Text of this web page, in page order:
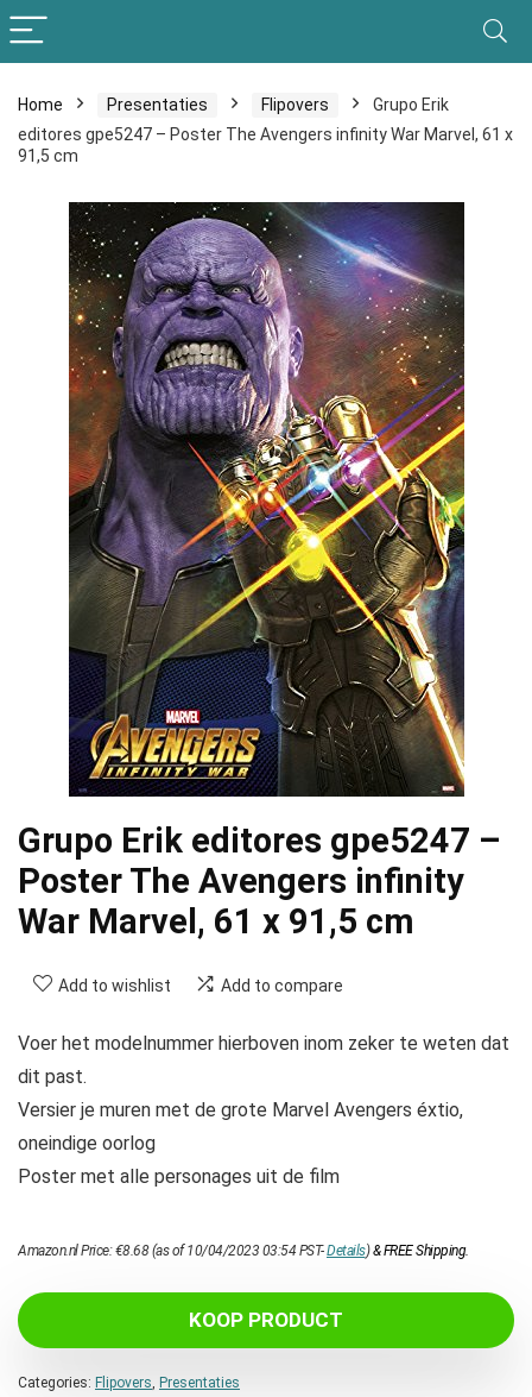
Home Presentaties Flipovers
Grupo Erik
editores gpe5247 – Poster The Avengers infinity War Marvel, 61 x
91,5 cm
Grupo Erik editores gpe5247 –
Poster The Avengers infinity
War Marvel, 61 x 91,5 cm
Add to wishlist Add to compare
Voer het modelnummer hierboven inom zeker te weten dat
dit past.
Versier je muren met de grote Marvel Avengers éxtio,
oneindige oorlog
Poster met alle personages uit de film
Amazon.nl Price:€8.68(as of 10/04/2023 03:54 PST-Details)&FREE Shipping.
KOOP PRODUCT
Categories: Flipovers, Presentaties